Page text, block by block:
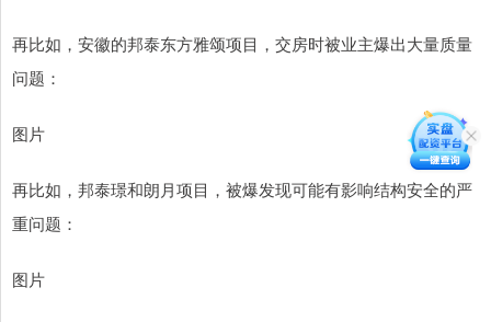
再比如，安徽的邦泰东方雅颂项目，交房时被业主爆出大量质量
问题：
图片
再比如，邦泰璟和朗月项目，被爆发现可能有影响结构安全的严
重问题：
图片